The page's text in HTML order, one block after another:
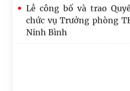
chức vụ Trưởng phòng
Ninh Bình